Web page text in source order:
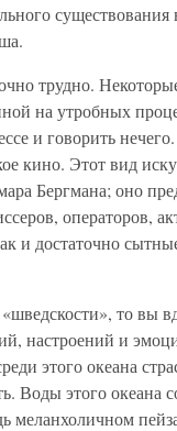
трудно.
на утробных
и говорить
кино. Этот вид
Бергмана; оно
операторов,
и достаточно
то вы
настроений и
этого океана
Воды этого океана
меланхоличном